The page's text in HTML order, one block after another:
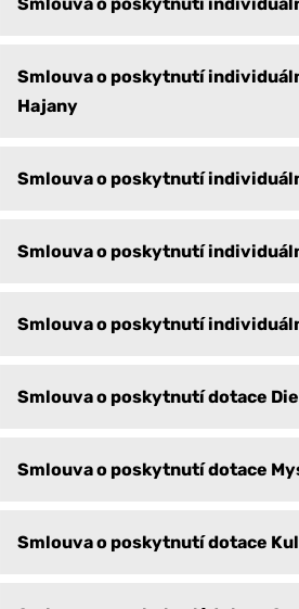
Smlouva o poskytnutí
Hajany
Smlouva o poskytnutí
Smlouva o poskytnutí
Smlouva o poskytnutí
Smlouva o poskytnutí dotace
Smlouva o poskytnutí dotace
Smlouva o poskytnutí dotace